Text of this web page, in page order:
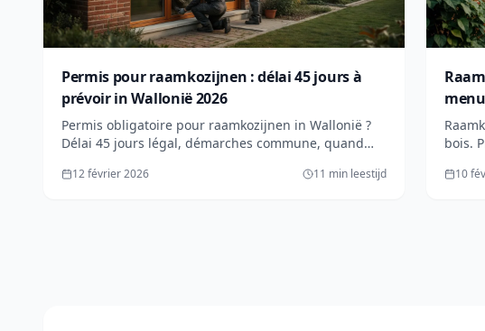
Permis pour raamkozijnen : délai 45 jours à
prévoir in Wallonië 2026
Permis obligatoire pour raamkozijnen in Wallonië ?
Délai 45 jours légal, démarches commune, quand
Gids complet 2026.
12 février 2026 11 min leestijd
bois.
10